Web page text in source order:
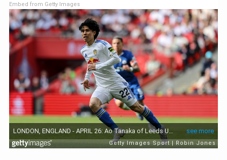
Embed from Getty Images